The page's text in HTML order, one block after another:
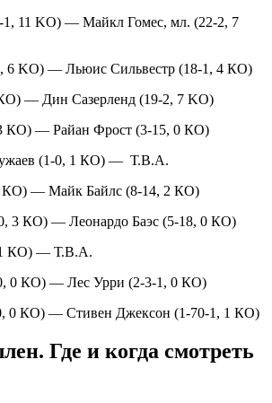
1, 11 KO) — Майкл Гомес, мл. (22-2, 7
6 KO) — Льюис Сильвестр (18-1, 4 КО)
— Дин Сазерленд (19-2, 7 KO)
КО) — Райан Фрост (3-15, 0 КО)
(1-0, 1 КО) — Т.В.А.
КО) — Майк Байлс (8-14, 2 КО)
3 КО) — Леонардо Баэс (5-18, 0 КО)
1 КО) — Т.В.А.
0 КО) — Лес Урри (2-3-1, 0 КО)
0 КО) — Стивен Джексон (1-70-1, 1 КО)
Где и когда смотреть